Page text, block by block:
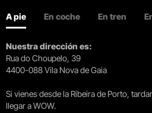
A pie En coche En tren
Nuestra dirección es:
Rua do Choupelo, 39
4400-088 Vila Nova de Gaia
Si vienes desde la Ribeira de Porto,
llegar a WOW.